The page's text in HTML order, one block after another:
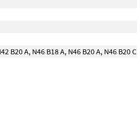
B20 A, N46 B18 A, N46 B20 A, N46 B20 C